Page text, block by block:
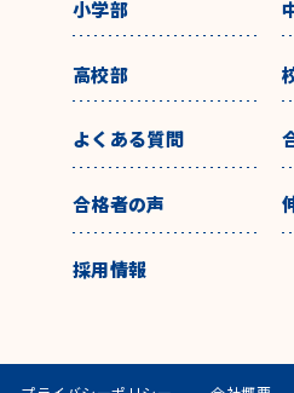
小学部
高校部
よくある質問
合格者の声
採用情報